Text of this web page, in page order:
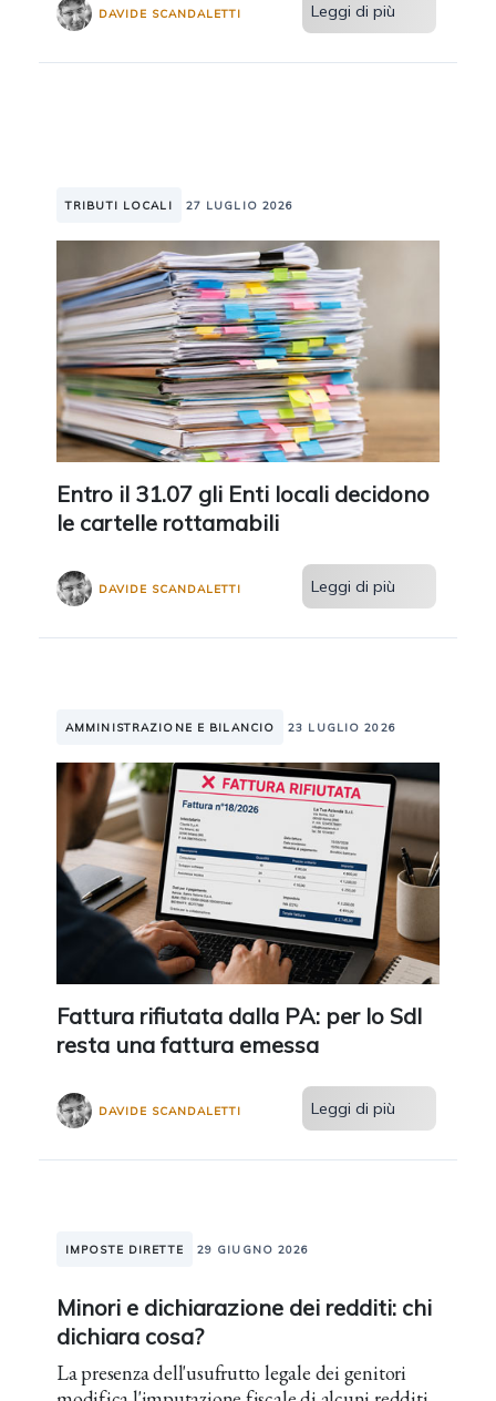
DAVIDE SCANDALETTI Leggi di più
TRIBUTI LOCALI 27 LUGLIO 2026
Entro il 31.07 gli Enti locali decidono
le cartelle rottamabili
DAVIDE SCANDALETTI Leggi di più
AMMINISTRAZIONE E BILANCIO 23 LUGLIO 2026
Fattura rifiutata dalla PA: per lo SdI
resta una fattura emessa
DAVIDE SCANDALETTI Leggi di più
IMPOSTE DIRETTE 29 GIUGNO 2026
Minori e dichiarazione dei redditi: chi
dichiara cosa?
La presenza dell'usufrutto legale dei genitori